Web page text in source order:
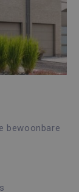
bewoonbare